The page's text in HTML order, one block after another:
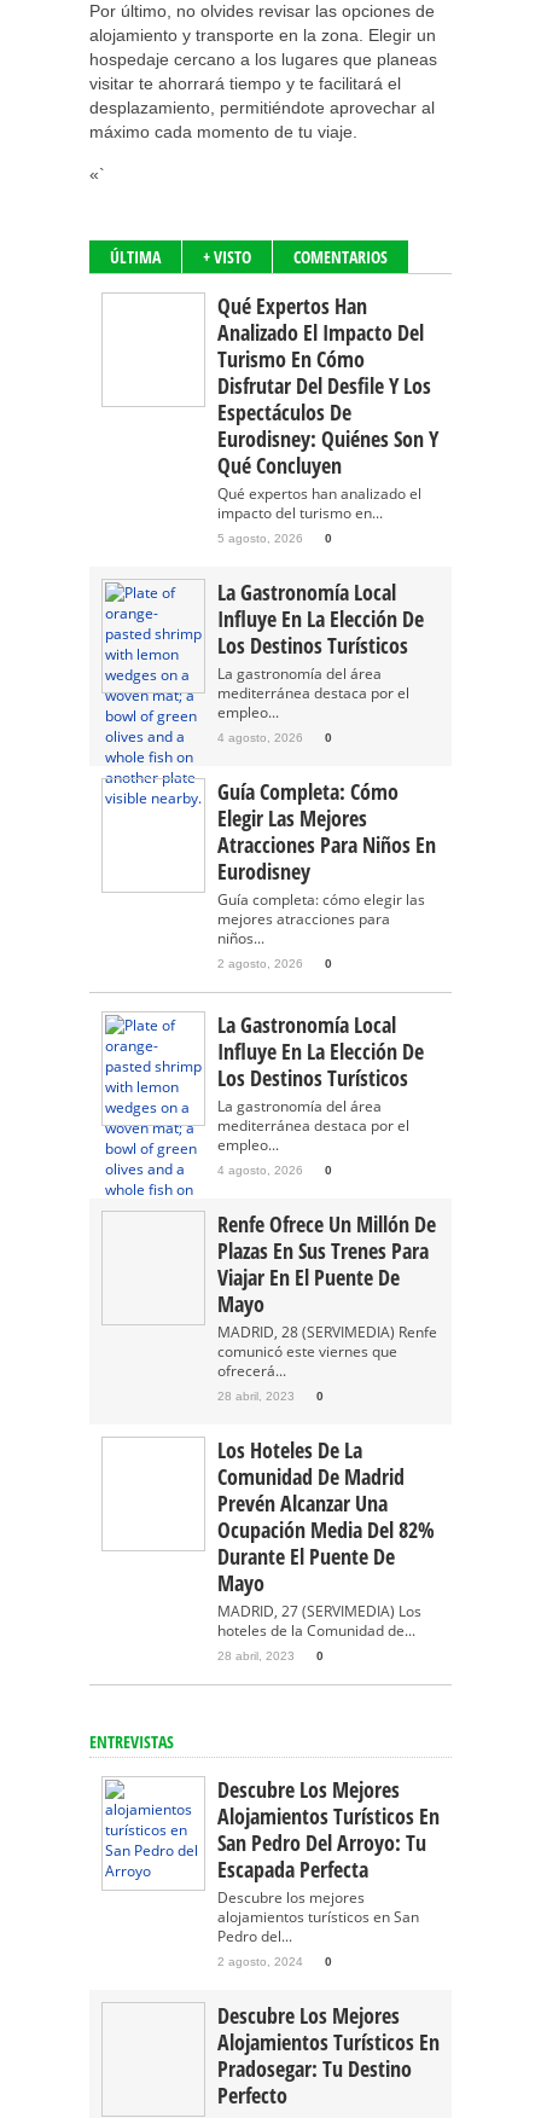
Por último, no olvides revisar las opciones de
alojamiento y transporte en la zona. Elegir un
hospedaje cercano a los lugares que planeas
visitar te ahorrará tiempo y te facilitará el
desplazamiento, permitiéndote aprovechar al
máximo cada momento de tu viaje.
«`
ÚLTIMA + VISTO COMENTARIOS
Qué Expertos Han
Analizado El Impacto Del
Turismo En Cómo
Disfrutar Del Desfile Y Los
Espectáculos De
Eurodisney: Quiénes Son Y
Qué Concluyen
Qué expertos han analizado el
impacto del turismo en...
5 agosto, 2026 0
La Gastronomía Local
Influye En La Elección De
Los Destinos Turísticos
La gastronomía del área
mediterránea destaca por el
empleo...
4 agosto, 2026 0
Guía Completa: Cómo
Elegir Las Mejores
Atracciones Para Niños En
Eurodisney
Guía completa: cómo elegir las
mejores atracciones para
niños...
2 agosto, 2026 0
La Gastronomía Local
Influye En La Elección De
Los Destinos Turísticos
La gastronomía del área
mediterránea destaca por el
empleo...
4 agosto, 2026 0
Renfe Ofrece Un Millón De
Plazas En Sus Trenes Para
Viajar En El Puente De
Mayo
MADRID, 28 (SERVIMEDIA) Renfe
comunicó este viernes que
ofrecerá...
28 abril, 2023 0
Los Hoteles De La
Comunidad De Madrid
Prevén Alcanzar Una
Ocupación Media Del 82%
Durante El Puente De
Mayo
MADRID, 27 (SERVIMEDIA) Los
hoteles de la Comunidad de...
28 abril, 2023 0
ENTREVISTAS
Descubre Los Mejores
Alojamientos Turísticos En
San Pedro Del Arroyo: Tu
Escapada Perfecta
Descubre los mejores
alojamientos turísticos en San
Pedro del...
2 agosto, 2024 0
Descubre Los Mejores
Alojamientos Turísticos En
Pradosegar: Tu Destino
Perfecto